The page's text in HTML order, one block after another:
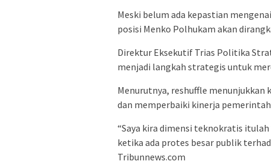
Meski belum ada kepastian
posisi Menko Polhukam akan
Direktur Eksekutif Trias Politika
menjadi langkah strategis untuk
Menurutnya, reshuffle menunjukkan
dan memperbaiki kinerja
“Saya kira dimensi teknokratis
ketika ada protes besar publik
Tribunnews.com